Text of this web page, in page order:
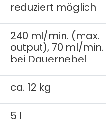
reduziert möglich
240 ml/min. (max.
output), 70 ml/min.
bei Dauernebel
ca. 12 kg
5 l